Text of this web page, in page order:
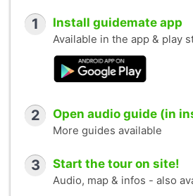
1 Install guidemate app
Available in the app & play
2 Open audio guide (in
More guides available
3 Start the tour on site!
Audio, map & infos - also